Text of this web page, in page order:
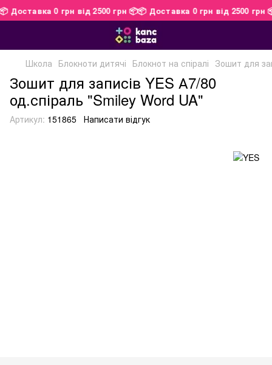
📦 Доставка 0 грн від 2500 грн 📦📦 Доставка 0 грн від 2500
Школа Блокноти дитячі Блокнот на спіралі Зошит для
Зошит для записів YES А7/80
од.спіраль "Smiley Word UA"
Артикул: 151865 Написати відгук